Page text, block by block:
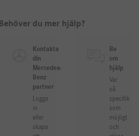
Behöver du mer hjälp?
Kontakta
din
Mercedes-
Benz
partner
Logga
in
eller
skapa
Be
om
hjälp
Var
så
specifik
som
möjligt
och